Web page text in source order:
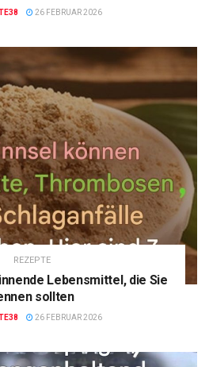
26 FEBRUAR 2026
REZEPTE
Lebensmittel, die Sie
sollten
26 FEBRUAR 2026